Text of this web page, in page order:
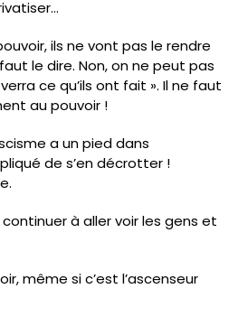
ils ne vont pas le rendre
le dire. Non, on ne peut pas
ce qu’ils ont fait ». Il ne faut
au pouvoir !
a un pied dans
de s’en décrotter !
continuer à aller voir les gens et
même si c’est l’ascenseur